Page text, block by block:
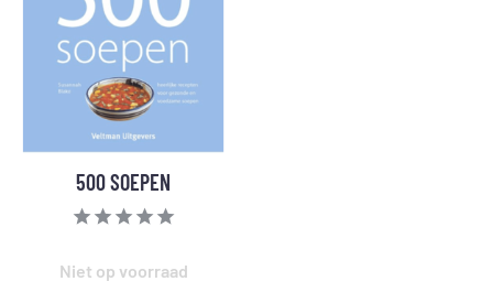
500 SOEPEN
Niet op voorraad